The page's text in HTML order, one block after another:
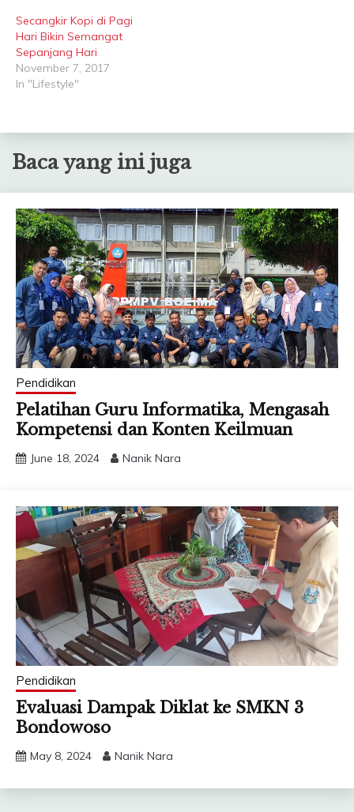
bertepatan dengan hari
kartini. Dengan berbagai
pertimbangan, kami
memberhentikan ART
yang sudah membantu
anak-anak dan…
Secangkir Kopi di Pagi
Hari Bikin Semangat
Sepanjang Hari
November 7, 2017
In "Lifestyle"
Baca yang ini juga
Pendidikan
Pelatihan Guru Informatika, Mengasah
Kompetensi dan Konten Keilmuan
June 18, 2024 Nanik Nara
Pendidikan
Evaluasi Dampak Diklat ke SMKN 3
Bondowoso
May 8, 2024 Nanik Nara